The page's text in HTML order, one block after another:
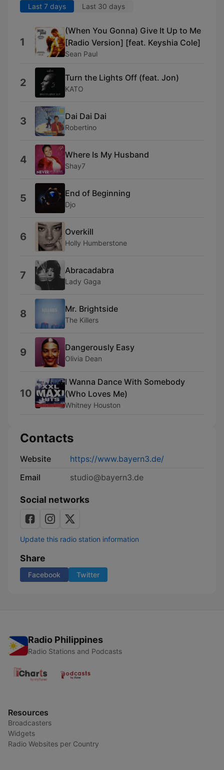
Last 7 days Last 30 days
1
(When You Gonna) Give It Up to Me
[Radio Version] [feat. Keyshia Cole]
Sean Paul
2 Turn the Lights Off (feat. Jon)
KATO
3 Dai Dai Dai
Robertino
4 Where Is My Husband
Shay7
5 End of Beginning
Djo
6 Overkill
Holly Humberstone
7 Abracadabra
Lady Gaga
8 Mr. Brightside
The Killers
9 Dangerously Easy
Olivia Dean
10
I Wanna Dance With Somebody
(Who Loves Me)
Whitney Houston
Contacts
Website
https://www.bayern3.de/
Email
studio@bayern3.de
Social networks
Update this radio station information
Share
Facebook Twitter
Radio Philippines
Radio Stations and Podcasts
Resources
Broadcasters
Widgets
Radio Websites per Country